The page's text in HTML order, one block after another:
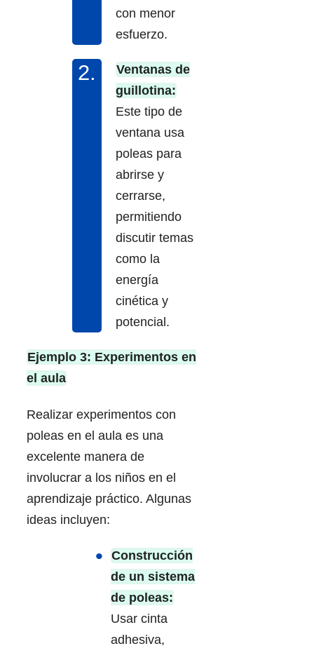
con menor
esfuerzo.
Ventanas de
guillotina:
Este tipo de
ventana usa
poleas para
abrirse y
cerrarse,
permitiendo
discutir temas
como la
energía
cinética y
potencial.
Ejemplo 3: Experimentos en
el aula
Realizar experimentos con
poleas en el aula es una
excelente manera de
involucrar a los niños en el
aprendizaje práctico. Algunas
ideas incluyen:
Construcción
de un sistema
de poleas:
Usar cinta
adhesiva,